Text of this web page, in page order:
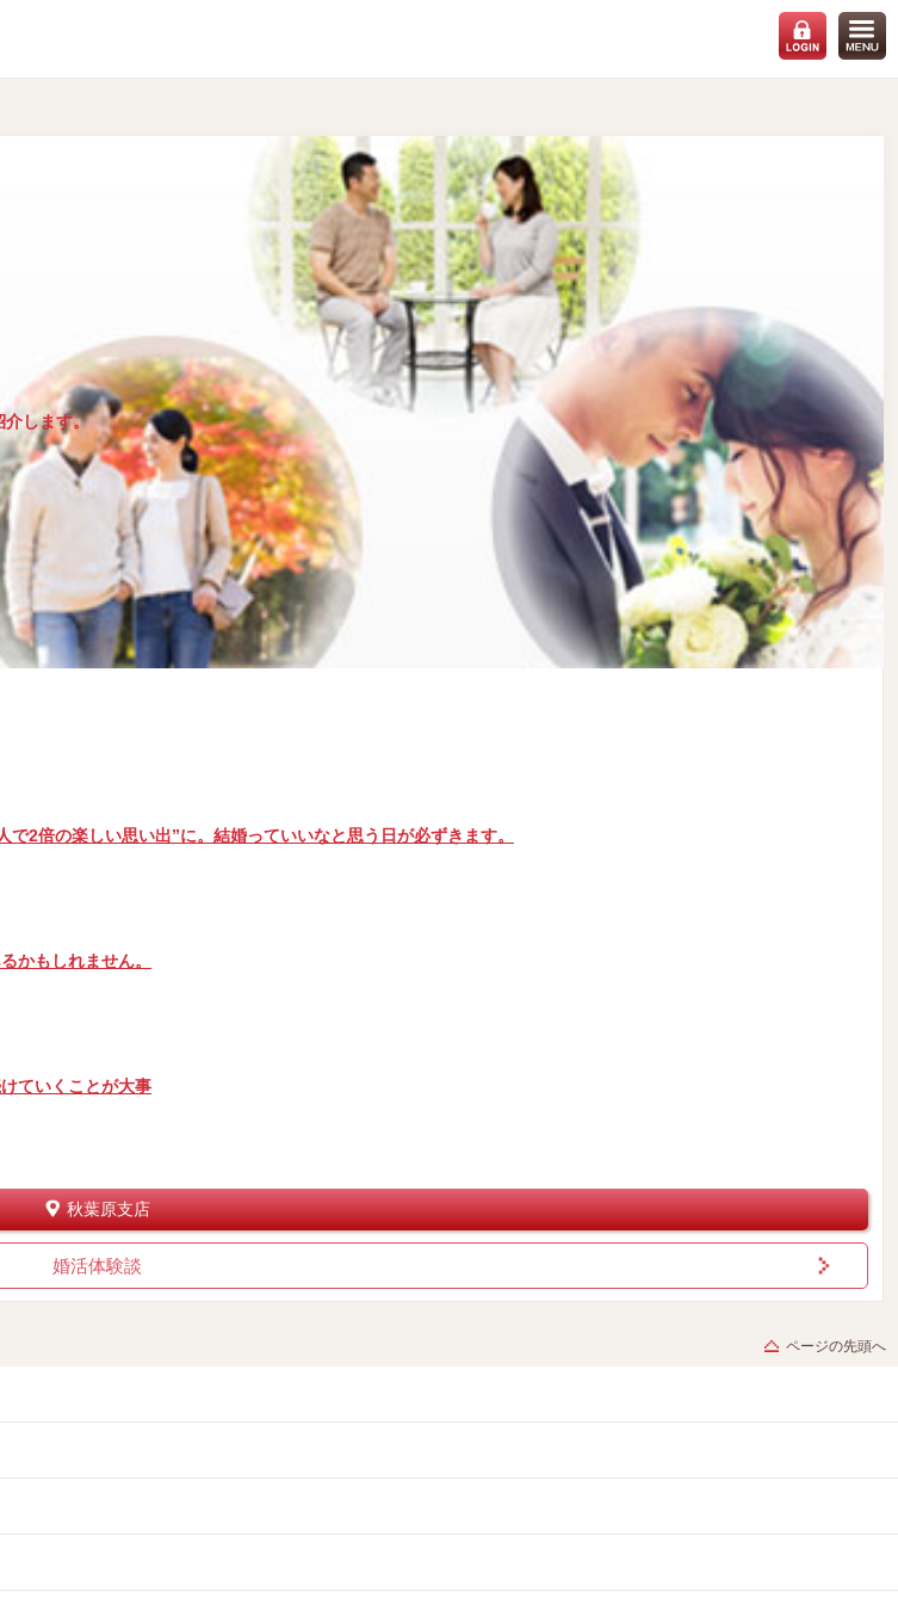
介します。
2倍の楽しい思い出”に。結婚っていいなと思う日が必ずきます。
かもしれません。
ていくことが大事
秋葉原支店
婚活体験談
ページの先頭へ